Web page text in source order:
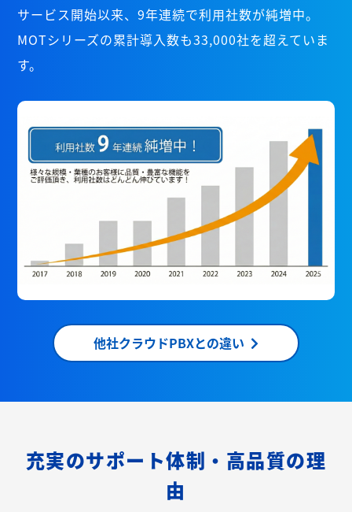
サービス開始以来、9年連続で利用社数が純増中。
MOTシリーズの累計導入数も33,000社を超えていま
す。
他社クラウドPBXとの違い
充実のサポート体制・高品質の理
由